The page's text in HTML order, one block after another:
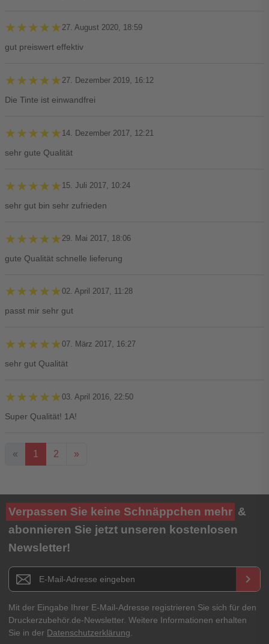
★★★★★
★★★★★ 27. August 2020, 18:59
gut preiswert effektiv
★★★★★
★★★★★ 27. Dezember 2019, 16:12
Die Tinte ist einwandfrei
★★★★★
★★★★★ 14. Dezember 2017, 12:21
sehr gute Qualität
★★★★★
★★★★★ 15. Juli 2017, 10:24
sehr gut bin sehr zufrieden
★★★★★
★★★★★ 29. Mai 2017, 18:06
gute Qualität schnelle lieferung
★★★★★
★★★★★02. April 2017, 11:28
passt mir sehr gut
★★★★★
★★★★★07. März 2017, 16:27
sehr gut Qualität
★★★★★
★★★★★03. April 2016, 22:50
Super Qualität! 1A!
« 1 2 »
Ihre Bewertung**
★★★★★
Titel**
E-Mail-Adresse
Ihr Passwort
Verpassen Sie keine Schnäppchen mehr &
abonnieren Sie jetzt unseren kostenlosen
Newsletter!
Newsletter E-Mail Adresse keyboard_arrow_right
Mit der Eingabe Ihrer E-Mail-Adresse registrieren Sie sich für den
Druckerzubehör.de-Newsletter. Weitere Informationen erhalten
Sie in der Datenschutzerklärung.